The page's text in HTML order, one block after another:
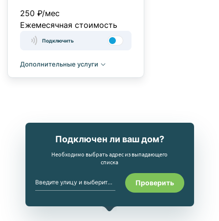
250 ₽/мес
Ежемесячная стоимость
Подключить
Дополнительные услуги
Подключен ли ваш дом?
Необходимо выбрать адрес из выпадающего
списка
Проверить